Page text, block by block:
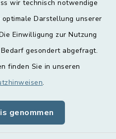
wir technisch notwendige
optimale Darstellung unserer
Einwilligung zur Nutzung
gesondert abgefragt.
finden Sie in unseren
.
genommen